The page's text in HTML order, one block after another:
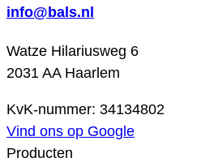
info@bals.nl
Watze Hilariusweg 6
2031 AA Haarlem
KvK-nummer: 34134802
Vind ons op Google
Producten